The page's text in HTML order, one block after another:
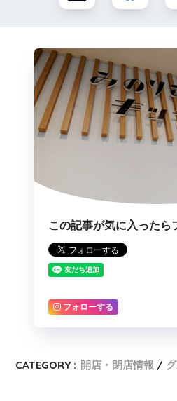
この記事が気に入ったら
フォローする
CATEGORY : 開店・閉店情報